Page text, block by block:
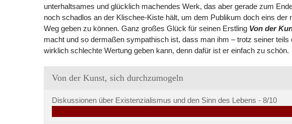
unterhaltsames und glücklich machendes Werk, das aber gerade zum
noch schadlos an der Klischee-Kiste hält, um dem Publikum doch eins
Weg geben zu können. Ganz großes Glück für seinen Erstling Von der
macht und so dermaßen sympathisch ist, dass man ihm – trotz seiner
wirklich schlechte Wertung geben kann, denn dafür ist er einfach zu schön.
Von der Kunst, sich durchzumogeln
Diskussionen über Existenzialismus und den Sinn des Lebens - 8/10